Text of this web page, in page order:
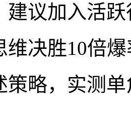
建议加入活
维决胜10倍爆
策略，实测